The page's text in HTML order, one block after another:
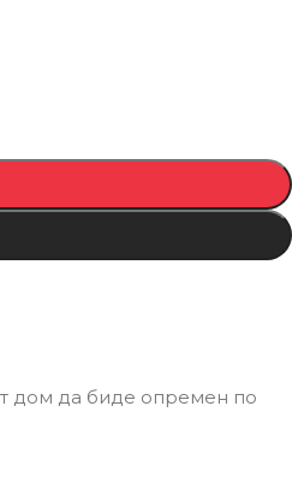
дом да биде опремен по